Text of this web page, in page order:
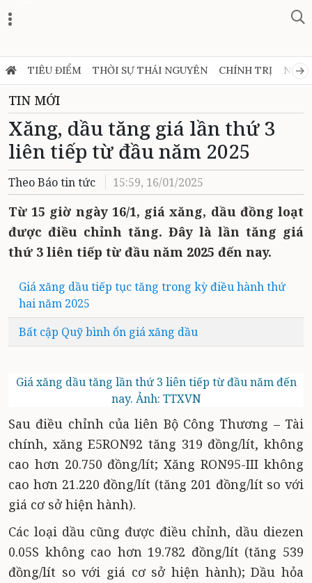
TIÊU ĐIỂM THỜI SỰ THÁI NGUYÊN CHÍNH TRỊ NGHỊ
TIN MỚI
Xăng, dầu tăng giá lần thứ 3
liên tiếp từ đầu năm 2025
Theo Báo tin tức 15:59, 16/01/2025
Từ 15 giờ ngày 16/1, giá xăng, dầu đồng loạt
được điều chỉnh tăng. Đây là lần tăng giá
thứ 3 liên tiếp từ đầu năm 2025 đến nay.
Giá xăng dầu tiếp tục tăng trong kỳ điều hành thứ
hai năm 2025
Bất cập Quỹ bình ổn giá xăng dầu
Giá xăng dầu tăng lần thứ 3 liên tiếp từ đầu năm đến
nay. Ảnh: TTXVN
Sau điều chỉnh của liên Bộ Công Thương – Tài
chính, xăng E5RON92 tăng 319 đồng/lít, không
cao hơn 20.750 đồng/lít; Xăng RON95-III không
cao hơn 21.220 đồng/lít (tăng 201 đồng/lít so với
giá cơ sở hiện hành).
Các loại dầu cũng được điều chỉnh, dầu diezen
0.05S không cao hơn 19.782 đồng/lít (tăng 539
đồng/lít so với giá cơ sở hiện hành); Dầu hỏa